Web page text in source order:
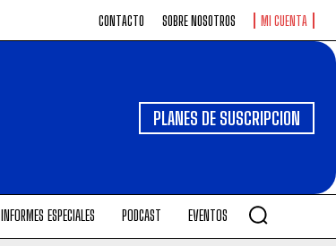
CONTACTO SOBRE NOSOTROS MI CUENTA
PLANES DE SUSCRIPCION
INFORMES ESPECIALES PODCAST EVENTOS